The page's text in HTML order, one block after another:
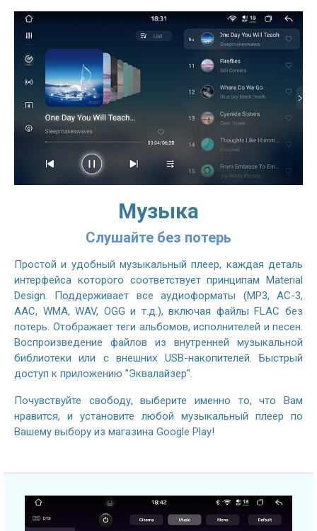
Музыка
Слушайте без потерь
Простой и удобный музыкальный плеер, каждая деталь
интерфейса которого соответствует принципам Material
Design. Поддерживает все аудиоформаты (MP3, AC-3,
AAC, WMA, WAV, OGG и т.д.), включая файлы FLAC без
потерь. Отображает теги альбомов, исполнителей и песен.
Воспроизведение файлов из внутренней музыкальной
библиотеки или с внешних USB-накопителей. Быстрый
доступ к приложению "Эквалайзер".
Почувствуйте свободу, выберите именно то, что Вам
нравится, и установите любой музыкальный плеер по
Вашему выбору из магазина Google Play!